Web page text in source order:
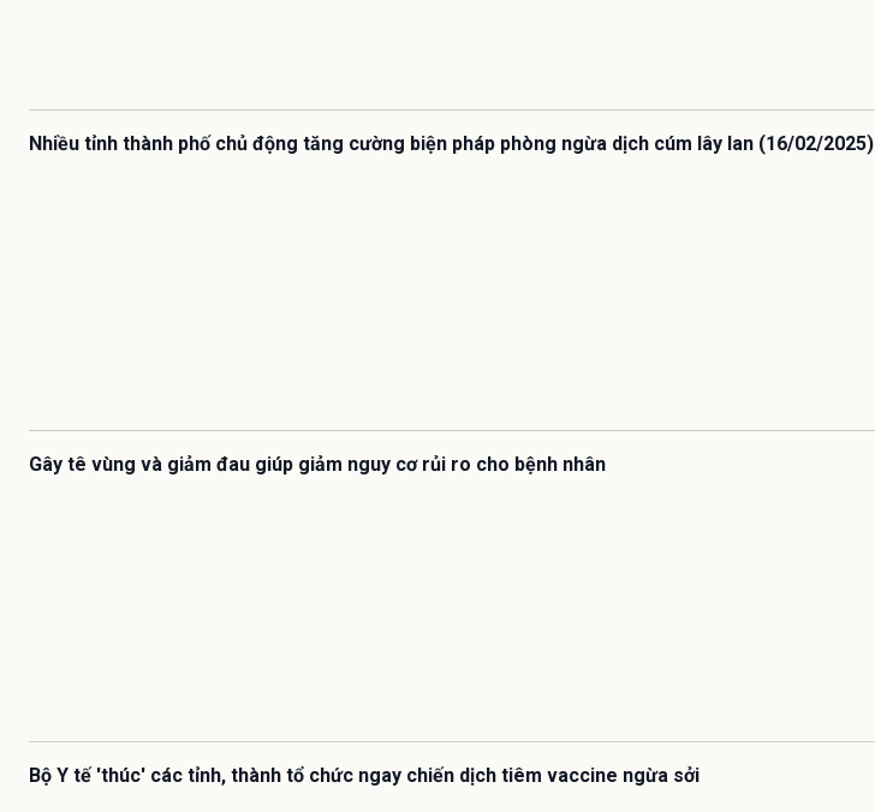
Nhiều tỉnh thành phố chủ động tăng cường biện pháp phòng ngừa dịch cúm lây lan (16/02/2025)
Gây tê vùng và giảm đau giúp giảm nguy cơ rủi ro cho bệnh nhân
Bộ Y tế 'thúc' các tỉnh, thành tổ chức ngay chiến dịch tiêm vaccine ngừa sởi